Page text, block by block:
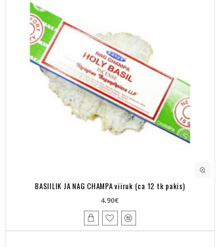
BASIILIK JA NAG CHAMPA viiruk (ca 12 tk pakis)
4.90€